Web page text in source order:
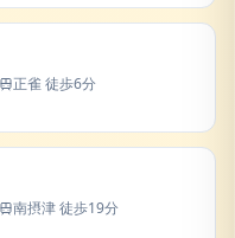
正雀 徒歩6分
南摂津徒歩19分